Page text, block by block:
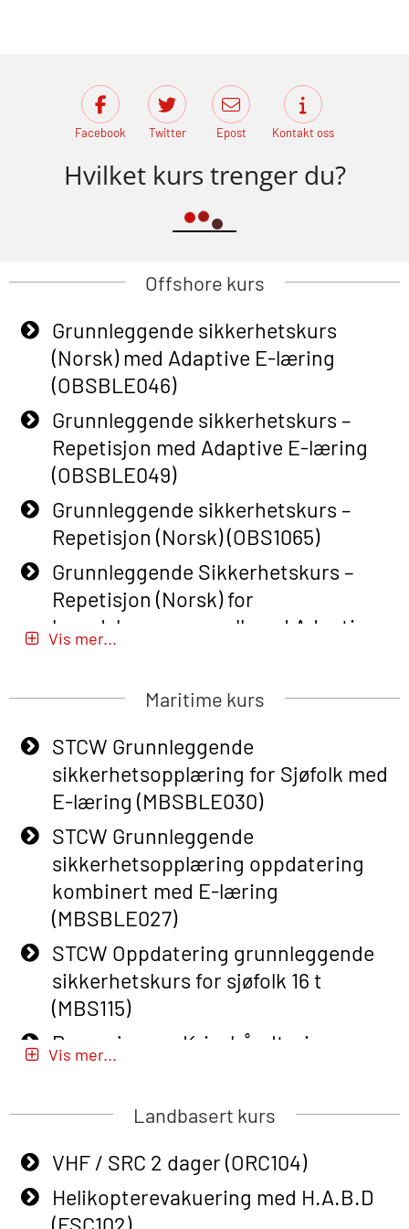
Facebook Twitter Epost Kontakt oss
Hvilket kurs trenger du?
Offshore kurs
Grunnleggende sikkerhetskurs
(Norsk) med Adaptive E-læring
(OBSBLE046)
Grunnleggende sikkerhetskurs –
Repetisjon med Adaptive E-læring
(OBSBLE049)
Grunnleggende sikkerhetskurs –
Repetisjon (Norsk) (OBS1065)
Grunnleggende Sikkerhetskurs –
Repetisjon (Norsk) for
beredskapspersonell med Adaptive
E-læring (OBSBLE051)
Basic Safety Training (English) – with
Adaptive E-learning (OBSBLE047)
Basic Safety Training – Refresher
Course (English) with E-learning
(OBSBLE048)
Basic Safety Training – Refresher
Course (English) (OBS1063)
Basic Safety Training – Refresher
Course (English) for emergency
response personnel with Adaptive E-
learning (OBSBLE050)
Helikopterevakuering inkl pustelunge
med adaptive e-læring (OSEBLE018)
Airpocket with E-learning (English)
Additional Basic Safety Training for
the Norwegian Sector (OBS117)
Vis mer...
Maritime kurs
STCW Grunnleggende
sikkerhetsopplæring for Sjøfolk med
E-læring (MBSBLE030)
STCW Grunnleggende
sikkerhetsopplæring oppdatering
kombinert med E-læring
(MBSBLE027)
STCW Oppdatering grunnleggende
sikkerhetskurs for sjøfolk 16 t
(MBS115)
Passasjer- og Krisehåndtering
(MBSBLE020)
Passasjer- og Krisehåndtering
oppdatering (MBSBLE019)
STCW Grunnleggende
sikkerhetsopplæring for fiskere
(MBSBLE031)
Vis mer...
Landbasert kurs
VHF / SRC 2 dager (ORC104)
Helikopterevakuering med H.A.B.D